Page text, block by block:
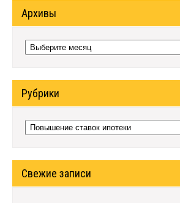
Архивы
Архивы
Рубрики
Рубрики
Свежие записи